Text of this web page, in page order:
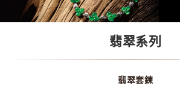
翡翠系列
翡翠套鍊